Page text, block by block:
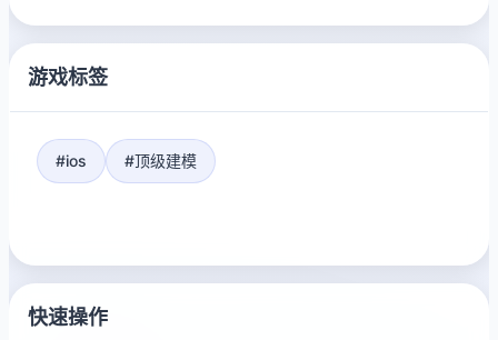
游戏标签
#ios #顶级建模
快速操作